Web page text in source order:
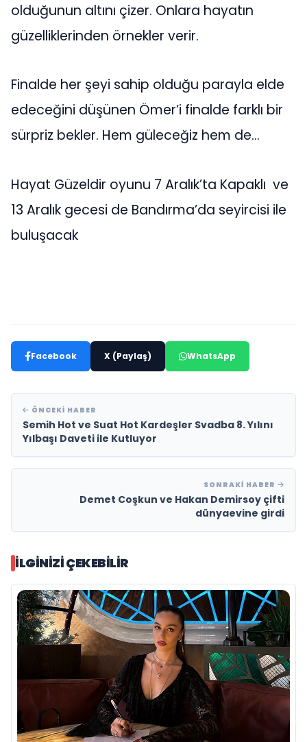
olduğunun altını çizer. Onlara hayatın
güzelliklerinden örnekler verir.
Finalde her şeyi sahip olduğu parayla elde
edeceğini düşünen Ömer’i finalde farklı bir
sürpriz bekler. Hem güleceğiz hem de…
Hayat Güzeldir oyunu 7 Aralık’ta Kapaklı ve
13 Aralık gecesi de Bandırma’da seyircisi ile
buluşacak
Facebook X (Paylaş) WhatsApp
ÖNCEKI HABER
Semih Hot ve Suat Hot Kardeşler Svadba 8. Yılını
Yılbaşı Daveti ile Kutluyor
SONRAKI HABER
Demet Coşkun ve Hakan Demirsoy çifti
dünyaevine girdi
İLGINIZI ÇEKEBILIR